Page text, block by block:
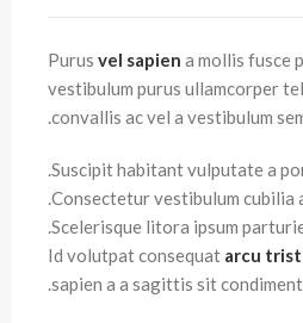
Purus vel sapien a mollis fusce
vestibulum purus ullamcorper
convallis ac vel a vestibulum
Suscipit habitant vulputate a
Consectetur vestibulum cubilia
Scelerisque litora ipsum
Id volutpat consequat arcu
sapien a a sagittis sit